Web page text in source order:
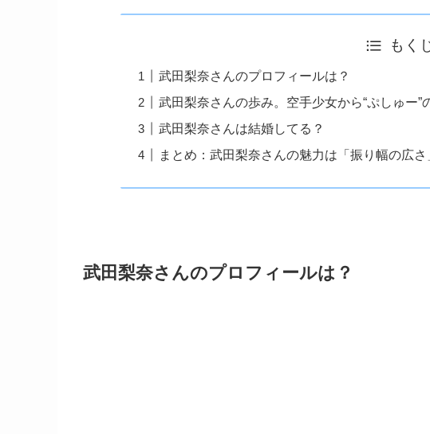
もく
武田梨奈さんのプロフィールは？
武田梨奈さんの歩み。空手少女から“ぷしゅー”
武田梨奈さんは結婚してる？
まとめ：武田梨奈さんの魅力は「振り幅の広さ
武田梨奈さんのプロフィールは？